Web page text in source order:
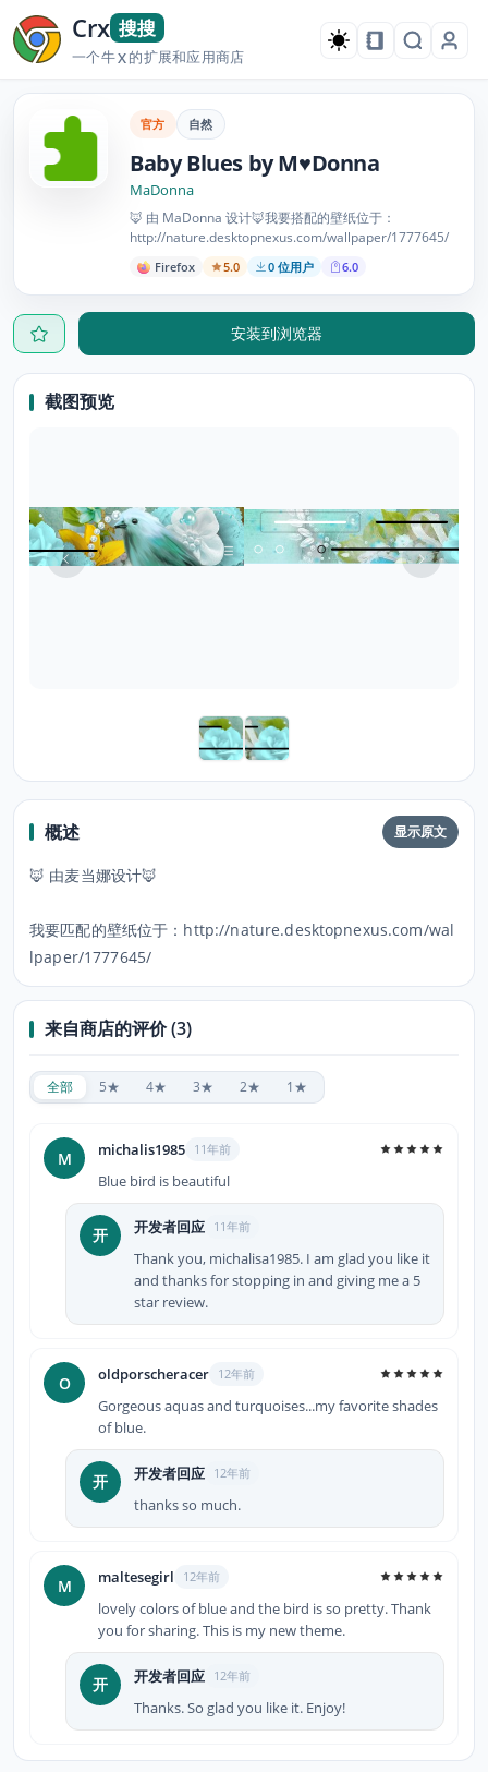
Crx 搜搜
一个牛X的扩展和应用商店
官方 自然
Baby Blues by M♥Donna
MaDonna
🦊 由 MaDonna 设计🦊我要搭配的壁纸位于：
http://nature.desktopnexus.com/wallpaper/1777645/
Firefox 5.0 0 位用户 6.0
安装到浏览器
截图预览
概述 显示原文
🦊 由麦当娜设计🦊
我要匹配的壁纸位于：http://nature.desktopnexus.com/wal
lpaper/1777645/
来自商店的评价 (3)
全部 5★ 4★ 3★ 2★ 1★
M michalis1985 11年前
Blue bird is beautiful
开 开发者回应 11年前
Thank you, michalisa1985. I am glad you like it
and thanks for stopping in and giving me a 5
star review.
O oldporscheracer 12年前
Gorgeous aquas and turquoises...my favorite shades
of blue.
开 开发者回应 12年前
thanks so much.
M maltesegirl 12年前
lovely colors of blue and the bird is so pretty. Thank
you for sharing. This is my new theme.
开 开发者回应 12年前
Thanks. So glad you like it. Enjoy!